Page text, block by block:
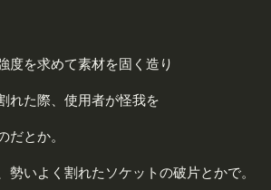
度を求めて素材を固く造り
れた際、使用者が怪我を
だとか。
勢いよく割れたソケットの破片とかで。